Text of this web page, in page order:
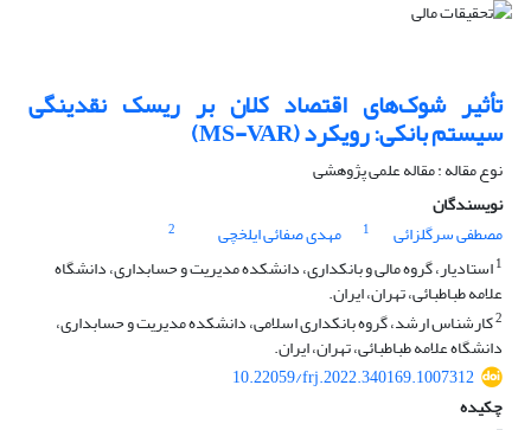
تأثیر شوک‌های اقتصاد کلان بر ریسک نقدینگی
سیستم بانکی: رویکرد (MS-VAR)
نوع مقاله : مقاله علمی پژوهشی
نویسندگان
مصطفی سرگلزائی
1 مهدی صفائی ایلخچی
2
1استادیار، گروه مالی و بانکداری، دانشکده مدیریت و حسابداری، دانشگاه
علامه طباطبائی، تهران، ایران.
2کارشناس ارشد، گروه بانکداری اسلامی، دانشکده مدیریت و حسابداری،
دانشگاه علامه طباطبائی، تهران، ایران.
10.22059/frj.2022.340169.1007312
چکیده